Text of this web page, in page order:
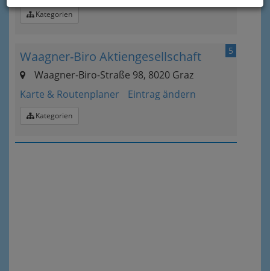
Kategorien
5
Waagner-Biro Aktiengesellschaft
Waagner-Biro-Straße 98, 8020 Graz
Karte & Routenplaner
Eintrag ändern
Kategorien